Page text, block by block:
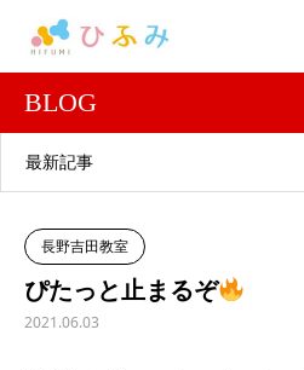
BLOG
最新記事
長野吉田教室
ぴたっと止まるぞ
2021.06.03